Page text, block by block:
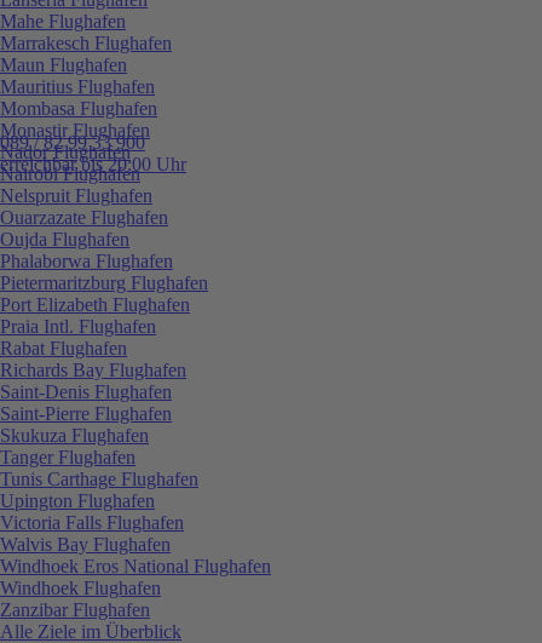
089 / 82 99 33 900
erreichbar bis 20:00 Uhr
Mahe Flughafen
Marrakesch Flughafen
Maun Flughafen
Mauritius Flughafen
Mombasa Flughafen
Monastir Flughafen
Nador Flughafen
Nairobi Flughafen
Nelspruit Flughafen
Ouarzazate Flughafen
Oujda Flughafen
Phalaborwa Flughafen
Pietermaritzburg Flughafen
Port Elizabeth Flughafen
Praia Intl. Flughafen
Rabat Flughafen
Richards Bay Flughafen
Saint-Denis Flughafen
Saint-Pierre Flughafen
Skukuza Flughafen
Tanger Flughafen
Tunis Carthage Flughafen
Upington Flughafen
Victoria Falls Flughafen
Walvis Bay Flughafen
Windhoek Eros National Flughafen
Windhoek Flughafen
Zanzibar Flughafen
Alle Ziele im Überblick